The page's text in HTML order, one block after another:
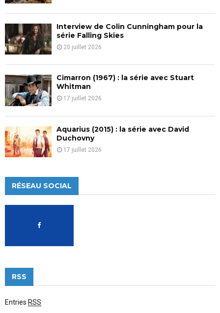
Interview de Colin Cunningham pour la
série Falling Skies
20 juillet 2026
Cimarron (1967) : la série avec Stuart
Whitman
17 juillet 2026
Aquarius (2015) : la série avec David
Duchovny
17 juillet 2026
RÉSEAU SOCIAL
RSS
Entries RSS